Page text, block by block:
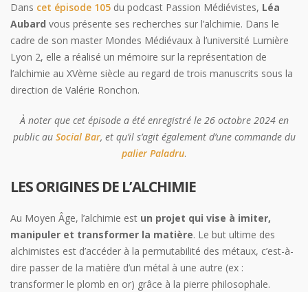
Dans cet épisode 105 du podcast Passion Médiévistes, Léa
Aubard vous présente ses recherches sur l’alchimie. Dans le
cadre de son master Mondes Médiévaux à l’université Lumière
Lyon 2, elle a réalisé un mémoire sur la représentation de
l’alchimie au XVème siècle au regard de trois manuscrits sous la
direction de Valérie Ronchon.
À noter que cet épisode a été enregistré le 26 octobre 2024 en
public au Social Bar, et qu’il s’agit également d’une commande du
palier Paladru.
LES ORIGINES DE L’ALCHIMIE
Au Moyen Âge, l’alchimie est un projet qui vise à imiter,
manipuler et transformer la matière. Le but ultime des
alchimistes est d’accéder à la permutabilité des métaux, c’est-à-
dire passer de la matière d’un métal à une autre (ex :
transformer le plomb en or) grâce à la pierre philosophale.